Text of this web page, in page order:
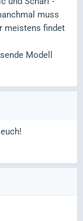
muss
meistens findet
Modell